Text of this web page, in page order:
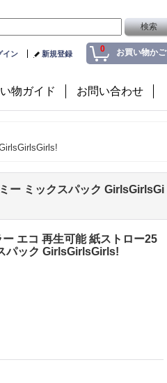
0 お買い物かご
イン 新規登録
物ガイド お問い合わせ
ー ミックスパック GirlsGirlsGi
エコ 再生可能 紙ストロー25
パック GirlsGirlsGirls!